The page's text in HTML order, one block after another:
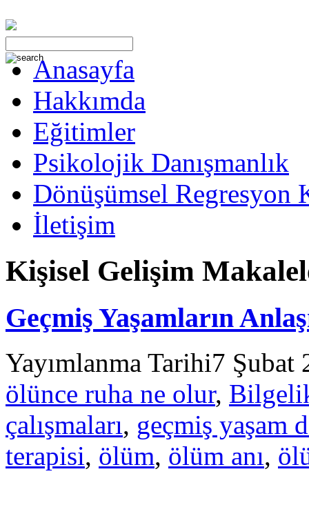
Anasayfa
Hakkımda
Eğitimler
Psikolojik Danışmanlık
Dönüşümsel Regresyon
İletişim
Kişisel Gelişim
Geçmiş Yaşamların
Yayımlanma Tarihi7 Şubat
ölünce ruha ne olur,
çalışmaları, geçmiş yaşam
terapisi, ölüm, ölüm anı,